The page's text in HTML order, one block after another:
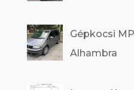
Gépkocsi
Alhambra